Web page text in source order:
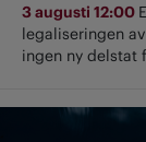
3 augusti 12:00
legaliseringen
ingen ny delstat